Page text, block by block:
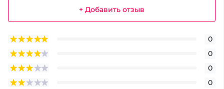
+ Добавить отзыв
0
0
0
0